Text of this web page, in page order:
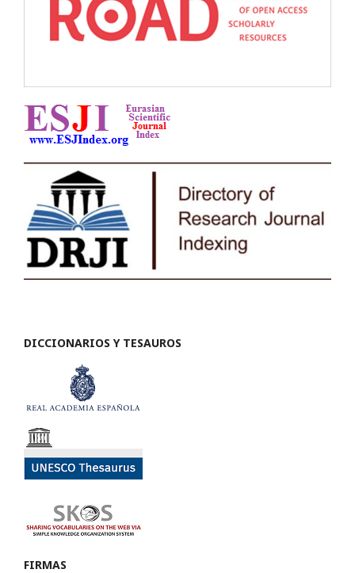
DICCIONARIOS Y TESAUROS
FIRMAS